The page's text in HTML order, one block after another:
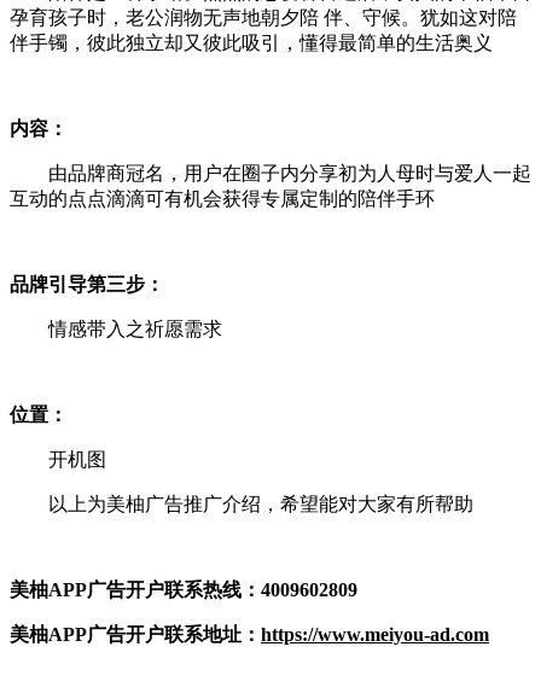
孕育孩子时，老公润物无声地朝夕陪 伴、守候。犹如这对陪
伴手镯，彼此独立却又彼此吸引，懂得最简单的生活奥义
内容：
由品牌商冠名，用户在圈子内分享初为人母时与爱人一起
互动的点点滴滴可有机会获得专属定制的陪伴手环
品牌引导第三步：
情感带入之祈愿需求
位置：
开机图
以上为美柚广告推广介绍，希望能对大家有所帮助
美柚APP广告开户联系热线：4009602809
美柚APP广告开户联系地址： https://www.meiyou-ad.com